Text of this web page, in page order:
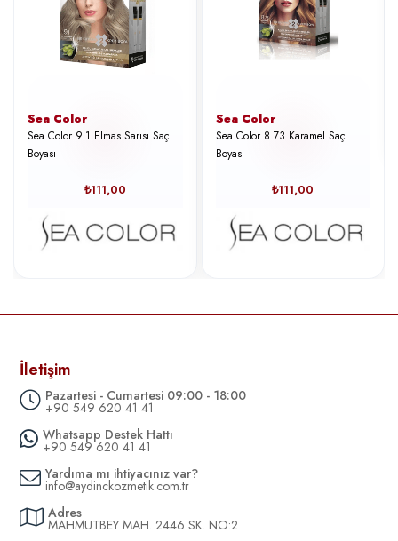
Sea Color
Sea Color 9.1 Elmas Sarısı Saç
Boyası
₺111,00
Sea Color
Sea Color 8.73 Karamel Saç
Boyası
₺111,00
İletişim
Pazartesi - Cumartesi 09:00 - 18:00
+90 549 620 41 41
Whatsapp Destek Hattı
+90 549 620 41 41
Yardıma mı ihtiyacınız var?
info@aydinckozmetik.com.tr
Adres
MAHMUTBEY MAH. 2446 SK. NO:2